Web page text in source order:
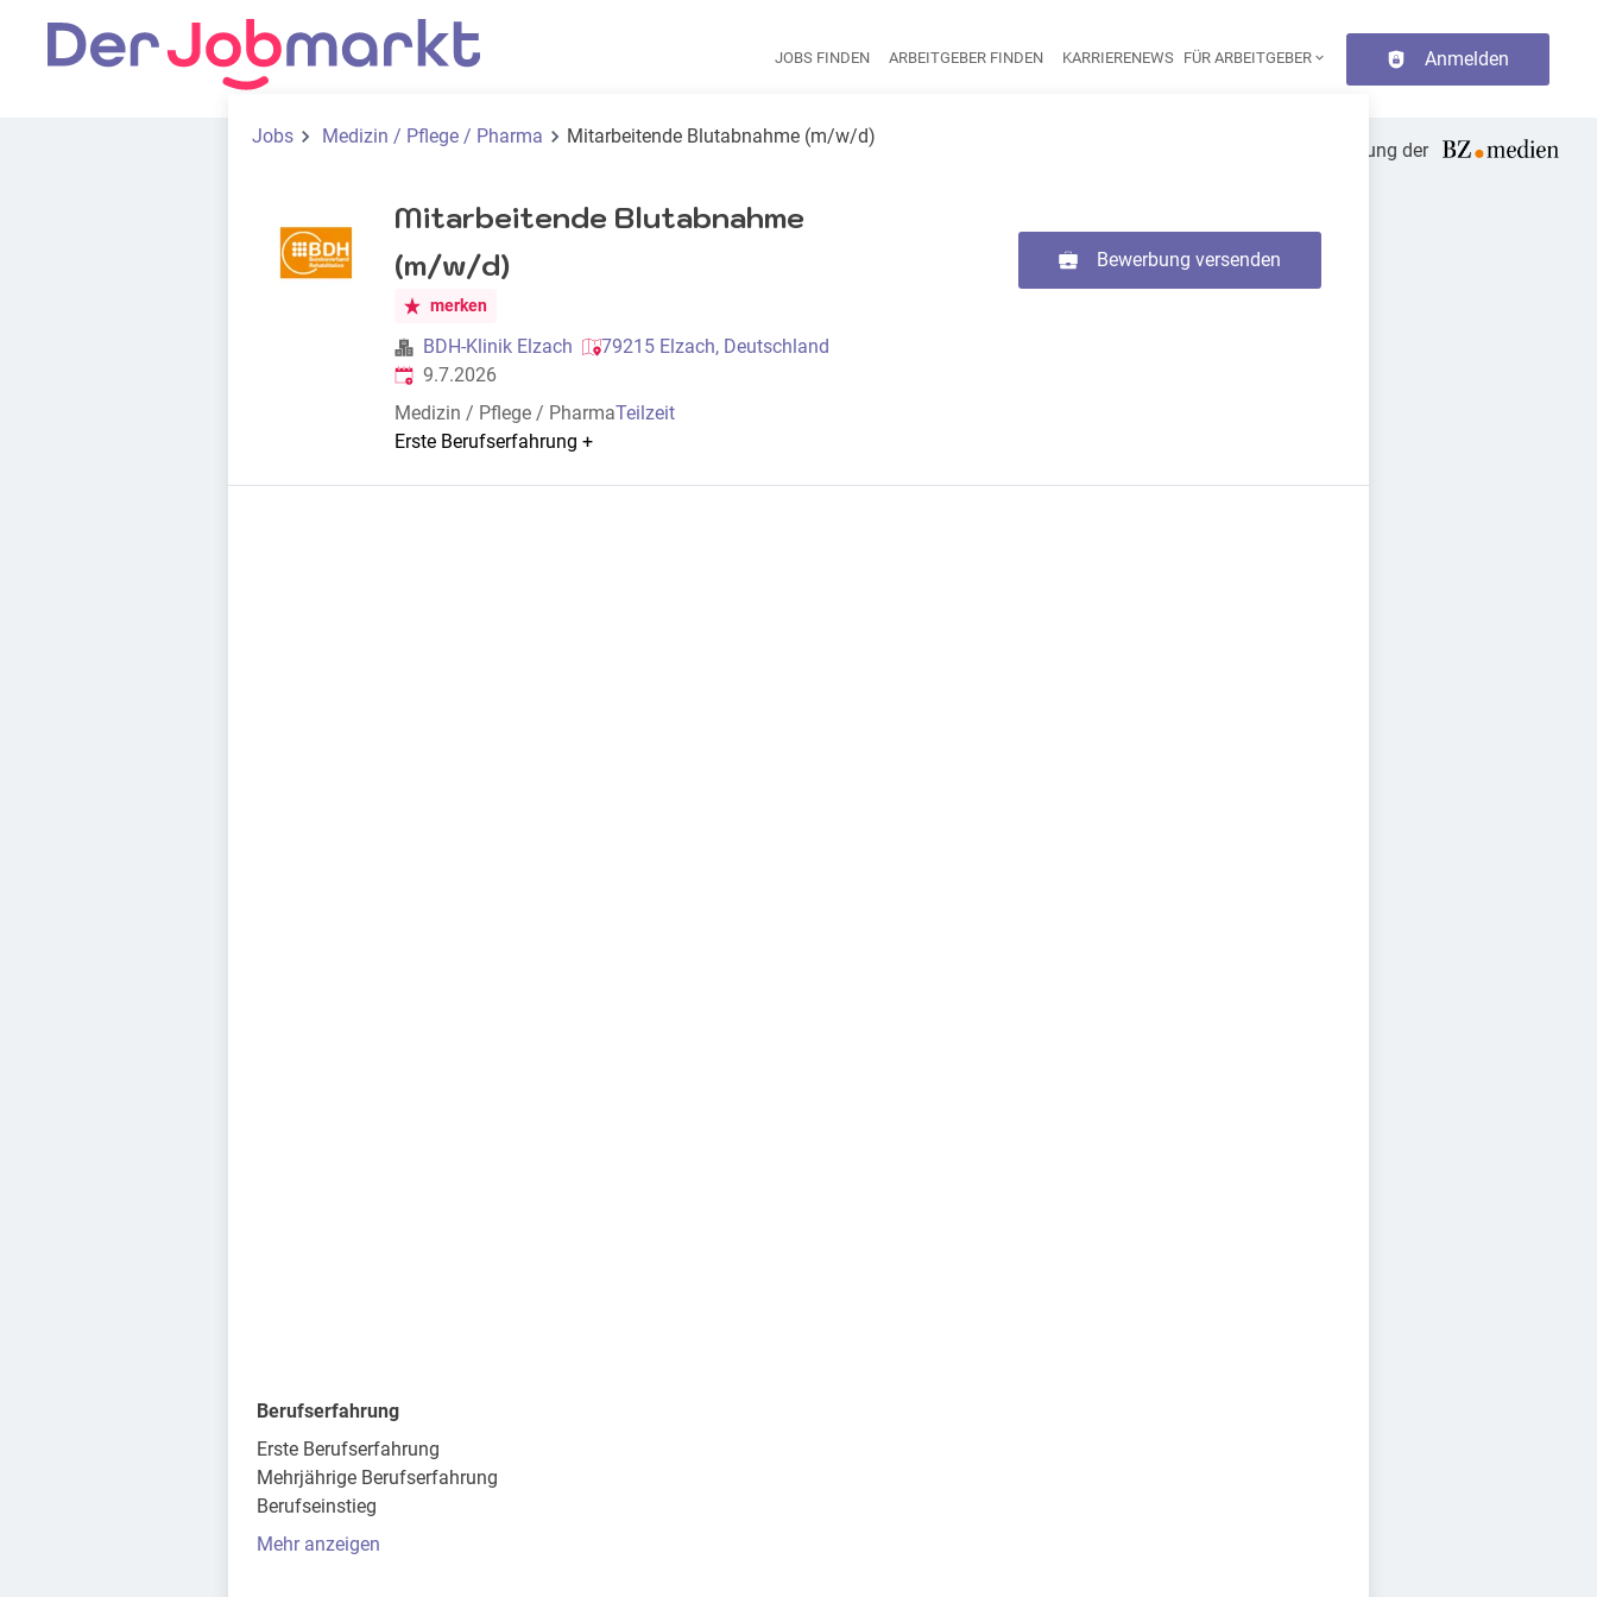
Haupt-Navigation
JOBS FINDEN ARBEITGEBER FINDEN KARRIERENEWS FÜR ARBEITGEBER Anmelden
die Tageszeitung der
Jobs Medizin / Pflege / Pharma Mitarbeitende Blutabnahme (m/w/d)
Mitarbeitende Blutabnahme
(m/w/d)
merken
BDH-Klinik Elzach
79215 Elzach, Deutschland
Veröffentlicht
9.7.2026
Medizin / Pflege / PharmaTeilzeit
Erste Berufserfahrung +
Bewerbung versenden
Berufserfahrung
Erste Berufserfahrung
Mehrjährige Berufserfahrung
Berufseinstieg
Mehr anzeigen